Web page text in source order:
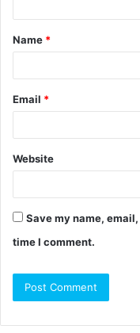
Name *
Email *
Website
Save my name,
time I comment.